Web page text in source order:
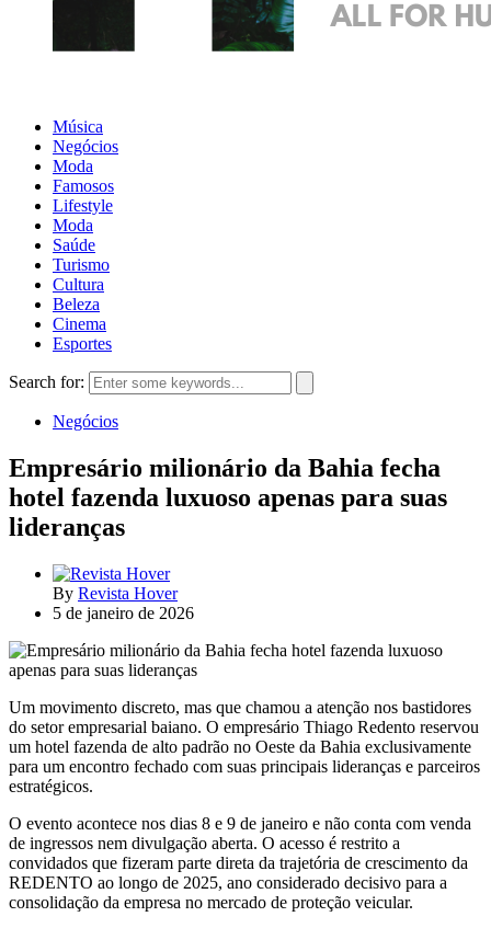
Música
Negócios
Moda
Famosos
Lifestyle
Moda
Saúde
Turismo
Cultura
Beleza
Cinema
Esportes
Search for:
Negócios
Empresário milionário da Bahia fecha
hotel fazenda luxuoso apenas para suas
lideranças
By Revista Hover
5 de janeiro de 2026
Um movimento discreto, mas que chamou a atenção nos bastidores
do setor empresarial baiano. O empresário Thiago Redento reservou
um hotel fazenda de alto padrão no Oeste da Bahia exclusivamente
para um encontro fechado com suas principais lideranças e parceiros
estratégicos.
O evento acontece nos dias 8 e 9 de janeiro e não conta com venda
de ingressos nem divulgação aberta. O acesso é restrito a
convidados que fizeram parte direta da trajetória de crescimento da
REDENTO ao longo de 2025, ano considerado decisivo para a
consolidação da empresa no mercado de proteção veicular.